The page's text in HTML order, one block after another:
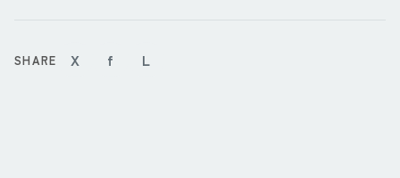
SHARE X f L